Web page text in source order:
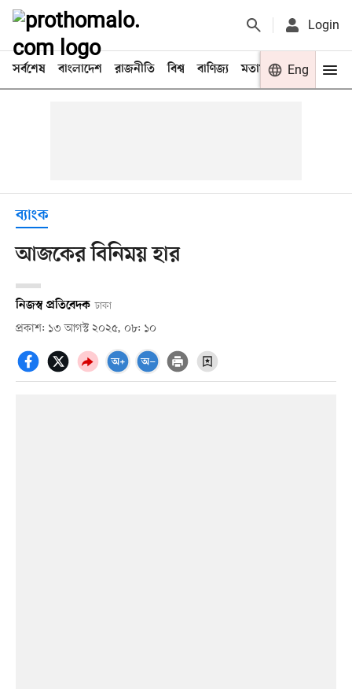
Login
সর্বশেষ বাংলাদেশ রাজনীতি বিশ্ব বাণিজ্য মতামত খেলা
Eng
ব্যাংক
আজকের বিনিময় হার
নিজস্ব প্রতিবেদক ঢাকা
প্রকাশ: ১৩ আগস্ট ২০২৫, ০৮: ১০